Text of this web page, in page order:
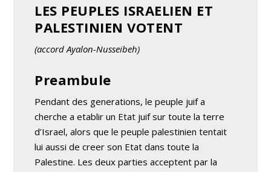
LES PEUPLES ISRAELIEN ET
PALESTINIEN VOTENT
(accord Ayalon-Nusseibeh)
Preambule
Pendant des generations, le peuple juif a
cherche a etablir un Etat juif sur toute la terre
d’Israel, alors que le peuple palestinien tentait
lui aussi de creer son Etat dans toute la
Palestine. Les deux parties acceptent par la